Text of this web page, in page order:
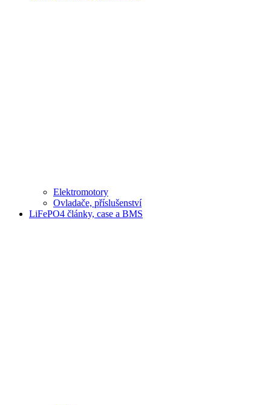
Elektromotory
Ovladače, příslušenství
LiFePO4 články, case a BMS